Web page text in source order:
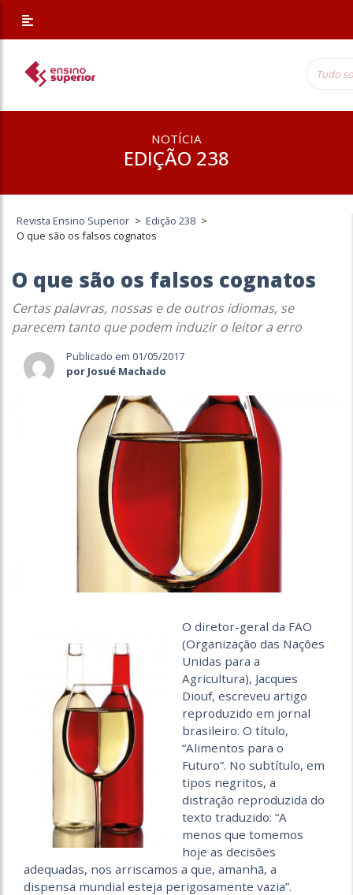
NOTÍCIA
EDIÇÃO 238
Revista Ensino Superior > Edição 238 >
O que são os falsos cognatos
O que são os falsos cognatos
Certas palavras, nossas e de outros idiomas, se
parecem tanto que podem induzir o leitor a erro
Publicado em 01/05/2017
por Josué Machado
O diretor-geral da FAO
(Organização das Nações
Unidas para a
Agricultura), Jacques
Diouf, escreveu artigo
reproduzido em jornal
brasileiro. O título,
“Alimentos para o
Futuro”. No subtítulo, em
tipos negritos, a
distração reproduzida do
texto traduzido: “A
menos que tomemos
hoje as decisões
adequadas, nos arriscamos a que, amanhã, a
dispensa mundial esteja perigosamente vazia”.